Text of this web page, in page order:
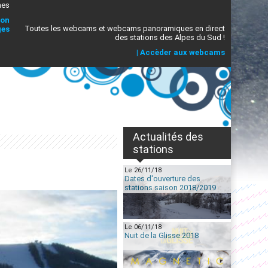
Toutes les webcams et webcams panoramiques en direct
des stations des Alpes du Sud !
| Accèder aux webcams
Actualités des
stations
Le 26/11/18
Dates d'ouverture des
stations saison 2018/2019
Le 06/11/18
Nuit de la Glisse 2018